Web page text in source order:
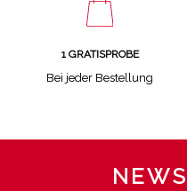
1 GRATISPROBE
Bei jeder Bestellung